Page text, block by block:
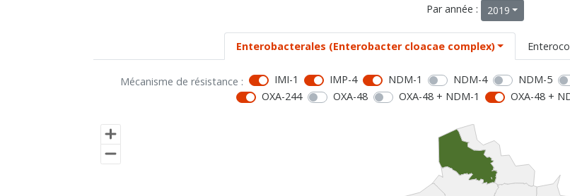
Par année : 2019
Enterobacterales (Enterobacter cloacae complex)
Mécanisme de résistance : IMI-1 IMP-4 NDM-1 NDM-4 NDM-5
OXA-244
OXA-48 OXA-48 + NDM-1 OXA-48 +